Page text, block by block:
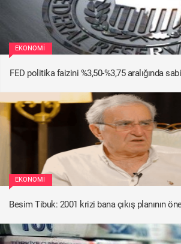
EKONOMI
FED politika faizini %3,50-%3,75 aralığında
EKONOMI
Besim Tibuk: 2001 krizi bana çıkış planının